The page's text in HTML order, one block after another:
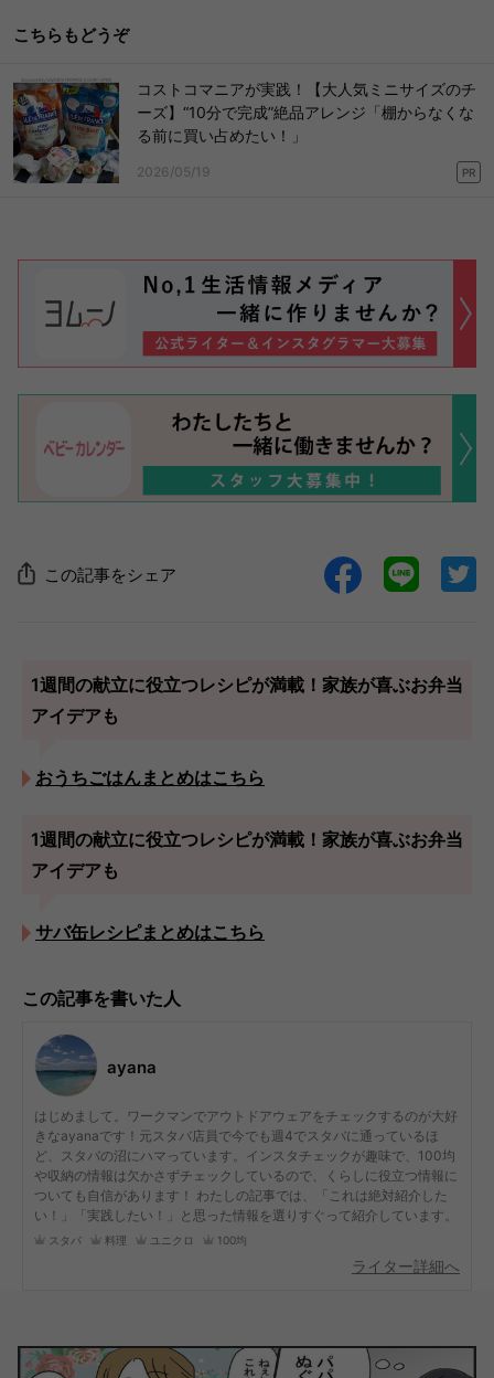
こちらもどうぞ
コストコマニアが実践！【大人気ミニサイズのチ
ーズ】“10分で完成”絶品アレンジ「棚からなくな
る前に買い占めたい！」
2026/05/19 PR
この記事をシェア
1週間の献立に役立つレシピが満載！家族が喜ぶお弁当
アイデアも
おうちごはんまとめはこちら
1週間の献立に役立つレシピが満載！家族が喜ぶお弁当
アイデアも
サバ缶レシピまとめはこちら
この記事を書いた人
ayana
はじめまして。ワークマンでアウトドアウェアをチェックするのが大好
きなayanaです！元スタバ店員で今でも週4でスタバに通っているほ
ど、スタバの沼にハマっています。インスタチェックが趣味で、100均
や収納の情報は欠かさずチェックしているので、くらしに役立つ情報に
ついても自信があります！ わたしの記事では、「これは絶対紹介した
い！」「実践したい！」と思った情報を選りすぐって紹介しています。
スタバ 料理 ユニクロ 100均
ライター詳細へ